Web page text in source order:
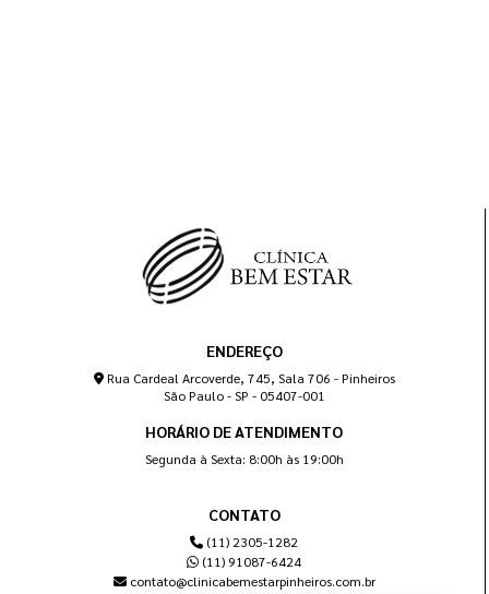
ENDEREÇO
Rua Cardeal Arcoverde, 745, Sala 706 - Pinheiros
São Paulo - SP - 05407-001
HORÁRIO DE ATENDIMENTO
Segunda à Sexta: 8:00h às 19:00h
CONTATO
(11) 2305-1282
(11) 91087-6424
contato@clinicabemestarpinheiros.com.br